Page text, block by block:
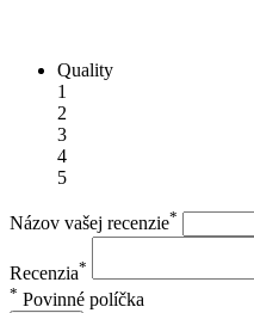
Quality
1
2
3
4
5
Názov vašej recenzie*
Recenzia*
* Povinné políčka